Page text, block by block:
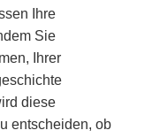
Ihre
Sie
Ihrer
diese
entscheiden, ob